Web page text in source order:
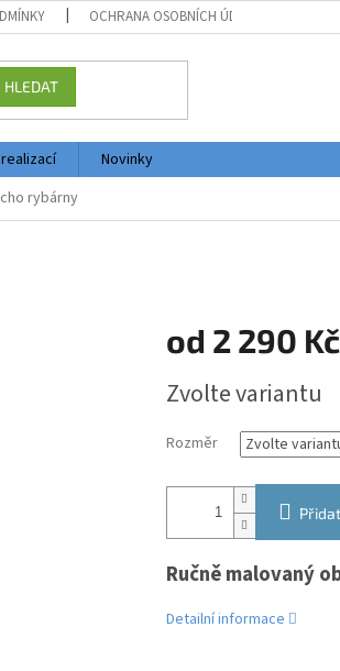
OCHRANA OSOBNÍCH ÚDAJŮ
HLEDAT
Novinky
rybárny
od 2 290 Kč
cena:
Zvolte variantu
Rozměr
Ručně malovaný
Detailní informace